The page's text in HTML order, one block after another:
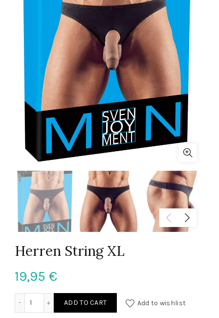
Herren String XL
19,95 €
ADD TO CART Add to wishlist